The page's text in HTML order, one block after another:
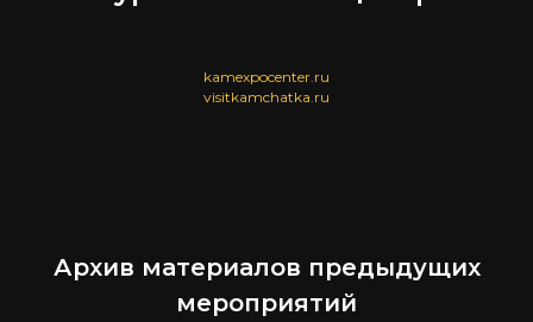
kamexpocenter.ru
visitkamchatka.ru
Архив материалов предыдущих
мероприятий